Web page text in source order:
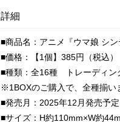
詳細
■商品名：アニメ『ウマ娘 シ
■価格：【1個】385円（税込
■種類：全16種 トレーディン
※1BOXのご購入で、全種揃い
■発売月：2025年12月発売予定
■サイズ：H約110mm×W約